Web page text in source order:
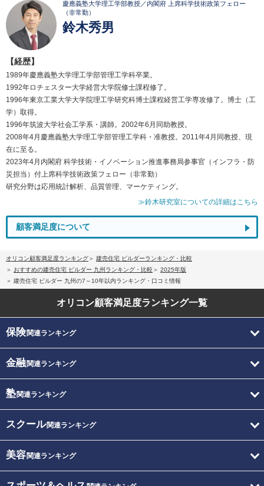
慶應義塾大学理工学部教授／内閣府 上席科学技術政策フェロー
（非常勤）
鈴木秀男
【経歴】
1989年慶應義塾大学理工学部管理工学科卒業。
1992年ロチェスター大学経営大学院修士課程修了。
1996年東京工業大学大学院理工学研究科博士課程経営工学専攻修了。博士（工
学）取得。
1996年筑波大学社会工学系・講師。2002年6月同助教授。
2008年4月慶應義塾大学理工学部管理工学科・准教授。2011年4月同教授、現
在に至る。
2023年4月内閣府 科学技術・イノベーション推進事務局参事官（インフラ・防
災担当）付上席科学技術政策フェロー（非常勤）
研究分野は応用統計解析、品質管理、マーケティング。
≫鈴木研究室についての詳細はこちら
顧客満足度について
オリコン顧客満足度ランキング
建売住宅 ビルダーランキング・比較
おすすめの建売住宅 ビルダー 九州ランキング・比較
2025年版
建売住宅 ビルダー 九州の7～10年以内ランキング・口コミ情報
オリコン顧客満足度ランキング一覧
保険関連ランキング
金融関連ランキング
塾関連ランキング
スクール関連ランキング
美容関連ランキング